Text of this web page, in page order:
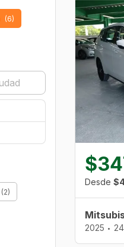
(6)
(2)
Desde
2025 •